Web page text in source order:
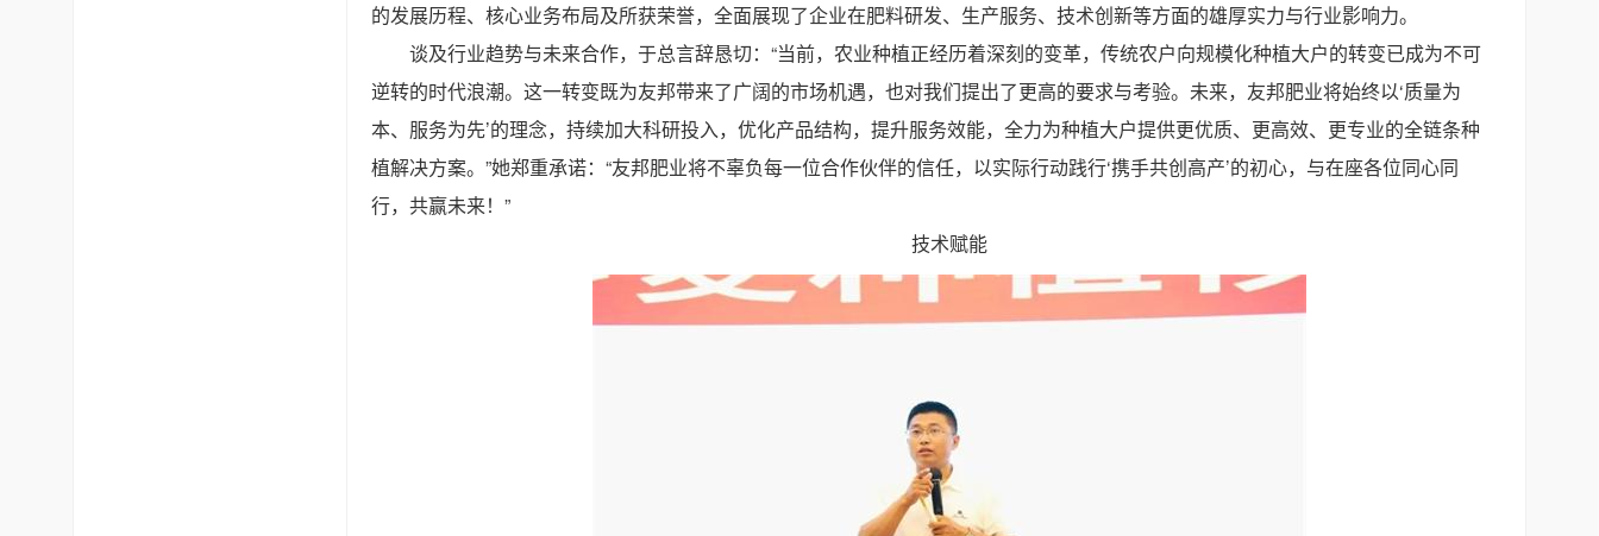
的发展历程、核心业务布局及所获荣誉，全面展现了企业在肥料研发、生产服务、技术创新等方面的雄厚实力与行业影响力。
谈及行业趋势与未来合作，于总言辞恳切：“当前，农业种植正经历着深刻的变革，传统农户向规模化种植大户的转变已成为不可
逆转的时代浪潮。这一转变既为友邦带来了广阔的市场机遇，也对我们提出了更高的要求与考验。未来，友邦肥业将始终以‘质量为
本、服务为先’的理念，持续加大科研投入，优化产品结构，提升服务效能，全力为种植大户提供更优质、更高效、更专业的全链条种
植解决方案。”她郑重承诺：“友邦肥业将不辜负每一位合作伙伴的信任，以实际行动践行‘携手共创高产’的初心，与在座各位同心同
行，共赢未来！”
技术赋能